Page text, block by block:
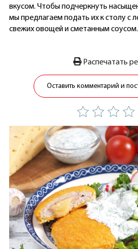
вкусом. Чтобы подчеркнуть
мы предлагаем подать их к столу с
свежих овощей и сметанным соусом.
Распечатать
Оставить комментарий и